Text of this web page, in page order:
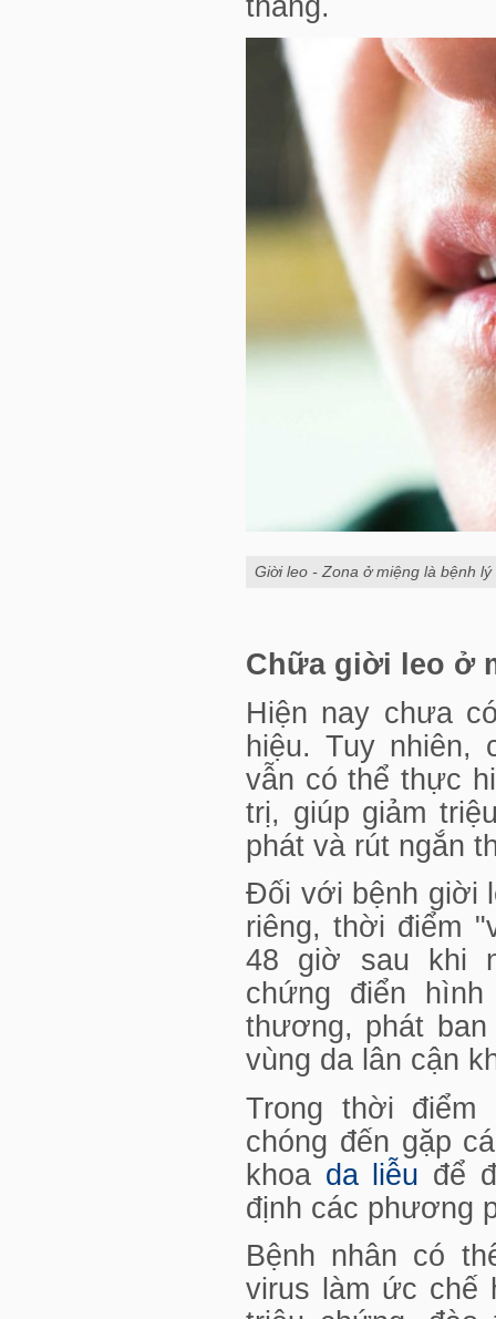
Giời leo - Zona ở miệng là bệnh
Chữa giời leo ở
Hiện nay chưa
hiệu. Tuy nhiên,
vẫn có thể thực
trị, giúp giảm
phát và rút ngắn
Đối với bệnh giời
riêng, thời điểm
48 giờ sau khi
chứng điển
thương, phát
vùng da lân cận
Trong thời điểm
chóng đến gặp
khoa da liễu để
định các phương
Bệnh nhân có
virus làm ức chế